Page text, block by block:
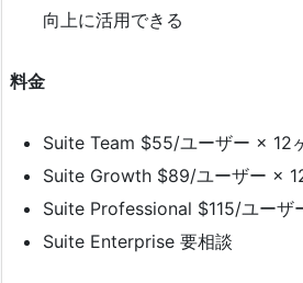
向上に活用できる
料金
Suite Team $55/ユーザー × 12
Suite Growth $89/ユーザー ×
Suite Professional $115/ユーザ
Suite Enterprise 要相談